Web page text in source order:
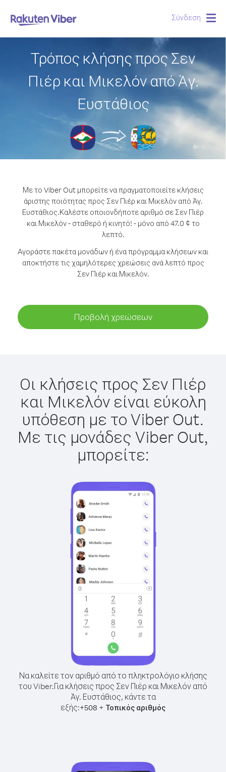
Σύνδεση
Τρόπος κλήσης προς Σεν
Πιέρ και Μικελόν από Άγ.
Ευστάθιος
Με το Viber Out μπορείτε να πραγματοποιείτε κλήσεις
άριστης ποιότητας προς Σεν Πιέρ και Μικελόν από Άγ.
Ευστάθιος.Καλέστε οποιονδήποτε αριθμό σε Σεν Πιέρ
και Μικελόν - σταθερό ή κινητό! - μόνο από 47.0 ¢ το
λεπτό.
Αγοράστε πακέτα μονάδων ή ένα πρόγραμμα κλήσεων και
αποκτήστε τις χαμηλότερες χρεώσεις ανά λεπτό προς
Σεν Πιέρ και Μικελόν.
Προβολή χρεώσεων
Οι κλήσεις προς Σεν Πιέρ
και Μικελόν είναι εύκολη
υπόθεση με το Viber Out.
Με τις μονάδες Viber Out,
μπορείτε:
Να καλείτε τον αριθμό από το πληκτρολόγιο κλήσης
του Viber.Για κλήσεις προς Σεν Πιέρ και Μικελόν από
Άγ. Ευστάθιος, κάντε τα
εξής:+508 + Τοπικός αριθμός